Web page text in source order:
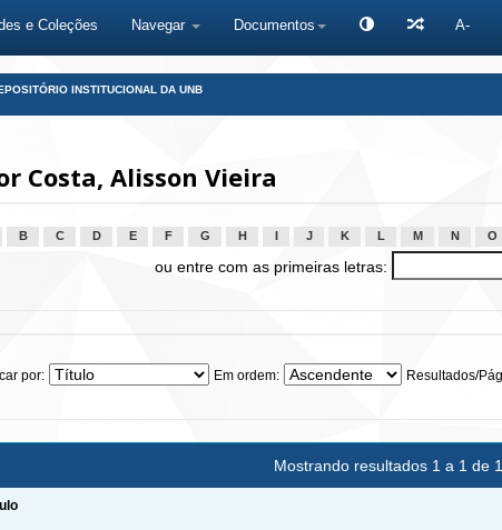
e Coleções Navegar Documentos A-
INSTITUCIONAL DA UNB
Costa, Alisson Vieira
B C D E F G H J K L M N O
ou entre com as primeiras letras:
por: Em ordem: Resultados/
Mostrando resultados 1 a 1 de 1